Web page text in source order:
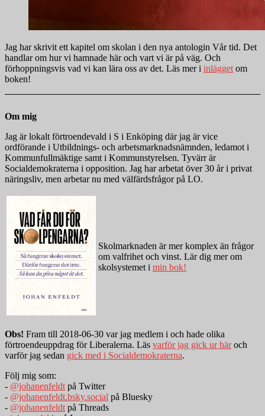
Jag har skrivit ett kapitel om skolan i den nya antologin Vår tid. Det
handlar om hur vi hamnade här och vart vi är på väg. Och
förhoppningsvis vad vi kan lära oss av det. Läs mer i inläggetom
boken!
Om mig
Jag är lokalt förtroendevald i S i Enköping där jag är vice
ordförande i Utbildnings- och arbetsmarknadsnämnden, ledamot i
Kommunfullmäktige samt i Kommunstyrelsen. Tyvärr är
Socialdemokraterna i opposition. Jag har arbetat över 30 år i privat
näringsliv, men arbetar nu med välfärdsfrågor på LO.
Skolmarknaden är mer komplex än frågor
om valfrihet och vinst. Lär dig mer om
skolsystemet i min bok!
Obs! Fram till 2018-06-30 var jag medlem i och hade olika
förtroendeuppdrag för Liberalerna. Läs varför jag gick ur häroch
varför jag sedan gick med i Socialdemokraterna.
Följ mig som:
- @johanenfeldtpå Twitter
- @johanenfeldt.bsky.social på Bluesky
- @johanenfeldtpå Threads